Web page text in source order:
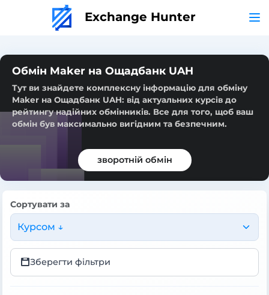
Exchange Hunter
Обмін Maker на Ощадбанк UAH
Тут ви знайдете комплексну інформацію для обміну
Maker на Ощадбанк UAH: від актуальних курсів до
рейтингу надійних обмінників. Все для того, щоб ваш
обмін був максимально вигідним та безпечним.
зворотній обмін
Сортувати за
Курсом ↓
Зберегти фільтри